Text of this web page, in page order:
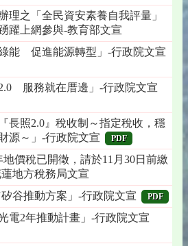
理之「全民資安素養自我評量」
躍上網參與-教育部文宣
綠能 促進能源轉型」-行政院文宣
2.0 服務就在厝邊」-行政院文宣
『長照2.0』稅收制～指定稅收，穩
源～」-行政院文宣
PDF
地價稅已開徵，請於11月30日前繳
地方稅務局文宣
矽谷推動方案」-行政院文宣 PDF
光電2年推動計畫」-行政院文宣